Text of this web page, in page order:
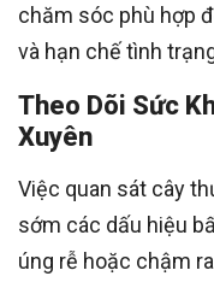
chăm sóc phù hợp
và hạn chế tình
Theo Dõi Sức
Xuyên
Việc quan sát cây
sớm các dấu hiệu
úng rễ hoặc chậm